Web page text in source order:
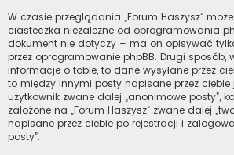
W czasie przeglądania „Forum Haszysz”
ciasteczka niezależne od oprogramowania
dokument nie dotyczy – ma on opisywać
przez oprogramowanie phpBB. Drugi sposób,
informacje o tobie, to dane wysyłane przez
to między innymi posty napisane przez
użytkownik zwane dalej „anonimowe posty”,
założone na „Forum Haszysz” zwane dalej
napisane przez ciebie po rejestracji i
posty”.